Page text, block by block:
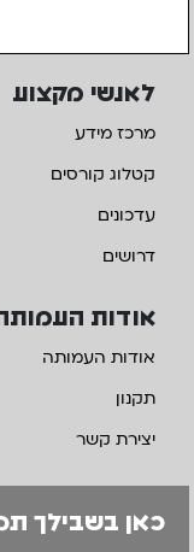
אודות
אודות העמותה
תקנון
יצירת קשר
לאנשי מקצוע
מרכז מידע
קטלוג קורסים
עדכונים
דרושים
כאן בשבילך